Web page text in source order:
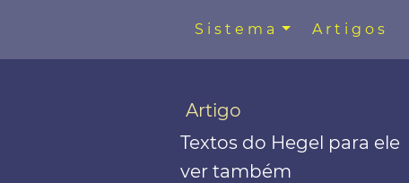
Sistema Artigos
Artigo
Textos do Hegel para ele
ver também